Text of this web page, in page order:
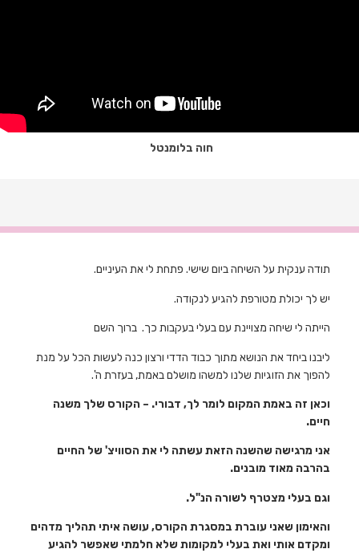
חוה בלומנטל
תודה ענקית על השיחה ביום שישי. פתחת לי את העיניים.
יש לך יכולת מטורפת להגיע לנקודה.
הייתה לי שיחה מצויינת עם בעלי בעקבות כך. ברוך השם
ליבנו ביחד את הנושא מתוך כבוד הדדי ורצון כנה לעשות הכל על מנת
להפוך את הזוגיות שלנו למשהו מושלם באמת, בעזרת ה'.
וכאן זה באמת המקום לומר לך, דבורי. – הקורס שלך משנה
חיים.
אני מרגישה שהשנה הזאת עשתה לי את הסוויצ' של החיים
בהרבה מאוד מובנים.
וגם בעלי מצטרף לשורה הנ"ל.
והאימון שאני עוברת במסגרת הקורס, עושה איתי תהליך מדהים
ומקדם אותי ואת בעלי למקומות שלא חלמתי שאפשר להגיע